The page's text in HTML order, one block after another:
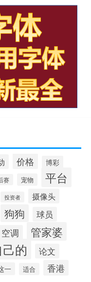
价格 博彩
赛 宠物 平台
投资者 摄像头
狗狗
球员
空调 管家婆
己的
论文
一 适合 香港